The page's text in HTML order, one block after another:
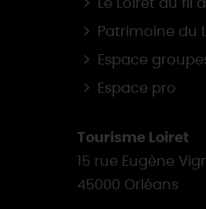
Le Loiret au fil
Patrimoine du
Espace
Espace pro
Tourisme Loiret
15 rue Eugène
45000 Orléans